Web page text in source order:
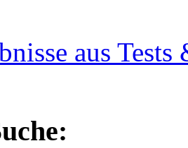
aus